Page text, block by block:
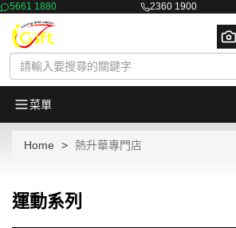
5661 1880 2360 1900
菜單
Home 熱升華專門店
運動系列